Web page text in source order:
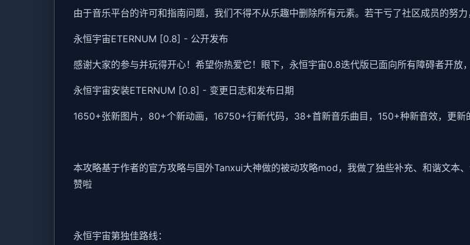
由于音乐平台的许可和指南问题，我们不得不从乐趣中删除所有元素。若干亏了社区成员的努
永恒宇宙ETERNUM [0.8] - 公开发布
感谢大家的参与并玩得开心！希望你热爱它！眼下，永恒宇宙0.8迭代版已面向所有障碍者开放
永恒宇宙安装ETERNUM [0.8] - 变更日志和发布日期
1650+张新图片，80+个新动画，16750+行新代码，38+首新音乐曲目，150+种新音效，更新
本攻略基于作者的官方攻略与国外Tanxui大神做的被动攻略mod，我做了独些补充、和谐文本
赞啦
永恒宇宙第独佳路线：